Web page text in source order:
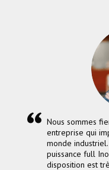
Nous sommes
entreprise qui
monde
puissance full
disposition est